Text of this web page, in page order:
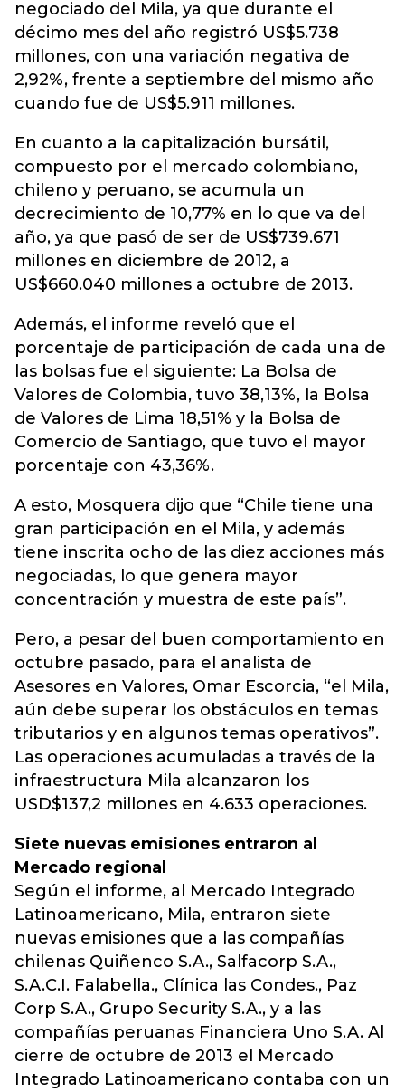
negociado del Mila, ya que durante el
décimo mes del año registró US$5.738
millones, con una variación negativa de
2,92%, frente a septiembre del mismo año
cuando fue de US$5.911 millones.
En cuanto a la capitalización bursátil,
compuesto por el mercado colombiano,
chileno y peruano, se acumula un
decrecimiento de 10,77% en lo que va del
año, ya que pasó de ser de US$739.671
millones en diciembre de 2012, a
US$660.040 millones a octubre de 2013.
Además, el informe reveló que el
porcentaje de participación de cada una de
las bolsas fue el siguiente: La Bolsa de
Valores de Colombia, tuvo 38,13%, la Bolsa
de Valores de Lima 18,51% y la Bolsa de
Comercio de Santiago, que tuvo el mayor
porcentaje con 43,36%.
A esto, Mosquera dijo que “Chile tiene una
gran participación en el Mila, y además
tiene inscrita ocho de las diez acciones más
negociadas, lo que genera mayor
concentración y muestra de este país”.
Pero, a pesar del buen comportamiento en
octubre pasado, para el analista de
Asesores en Valores, Omar Escorcia, “el Mila,
aún debe superar los obstáculos en temas
tributarios y en algunos temas operativos”.
Las operaciones acumuladas a través de la
infraestructura Mila alcanzaron los
USD$137,2 millones en 4.633 operaciones.
Siete nuevas emisiones entraron al
Mercado regional
Según el informe, al Mercado Integrado
Latinoamericano, Mila, entraron siete
nuevas emisiones que a las compañías
chilenas Quiñenco S.A., Salfacorp S.A.,
S.A.C.I. Falabella., Clínica las Condes., Paz
Corp S.A., Grupo Security S.A., y a las
compañías peruanas Financiera Uno S.A. Al
cierre de octubre de 2013 el Mercado
Integrado Latinoamericano contaba con un